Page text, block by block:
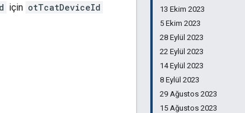
13 Ekim 2023
5 Ekim 2023
28 Eylül 2023
22 Eylül 2023
14 Eylül 2023
8 Eylül 2023
29 Ağustos 2023
15 Ağustos 2023
için otTcatDeviceId